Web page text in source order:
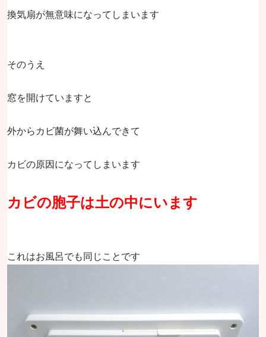
換気扇が無意味になってしまいます
そのうえ
窓を開けていますと
外からカビ菌が舞い込んできて
カビの原因になってしまいます
カビの胞子は土の中にいます
これはお風呂でも同じことです